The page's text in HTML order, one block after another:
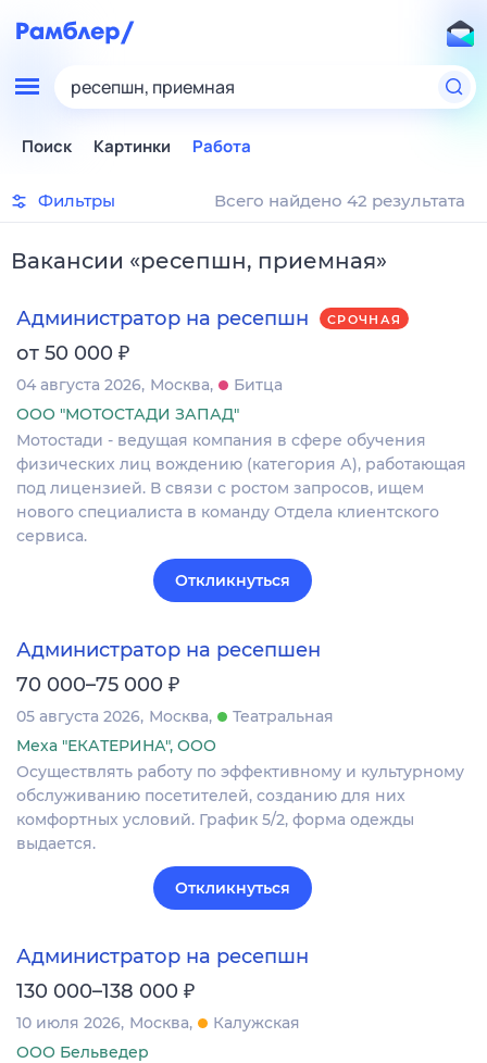
ресепшн, приемная
Поиск Картинки Работа
Фильтры Всего найдено 42 результата
Вакансии «ресепшн, приемная»
Администратор на ресепшн СРОЧНАЯ
от 50 000 ₽
04 августа 2026 Москва
Битца
ООО "МОТОСТАДИ ЗАПАД"
Мотостади - ведущая компания в сфере обучения
физических лиц вождению (категория А), работающая
под лицензией. В связи с ростом запросов, ищем
нового специалиста в команду Отдела клиентского
сервиса.
Откликнуться
Администратор на ресепшен
70 000–75 000 ₽
05 августа 2026 Москва
Театральная
Меха "ЕКАТЕРИНА", ООО
Осуществлять работу по эффективному и культурному
обслуживанию посетителей, созданию для них
комфортных условий. График 5/2, форма одежды
выдается.
Откликнуться
Администратор на ресепшн
130 000–138 000 ₽
10 июля 2026 Москва
Калужская
ООО Бельведер